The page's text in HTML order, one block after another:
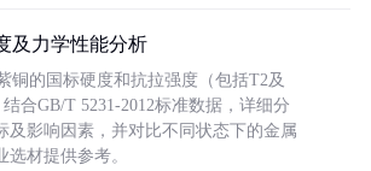
及力学性能分析
铜的国标硬度和抗拉强度（包括T2及
合GB/T 5231-2012标准数据，详细分
及影响因素，并对比不同状态下的金属
材提供参考。